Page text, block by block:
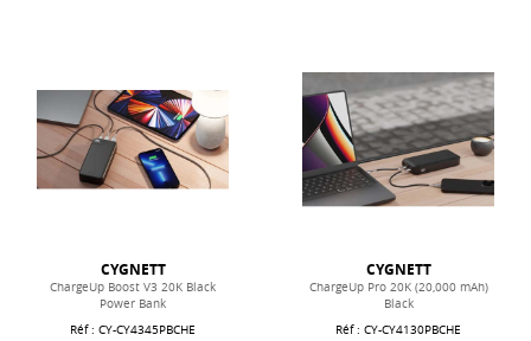
CYGNETT
ChargeUp Boost V3 20K Black
Power Bank
Réf : CY-CY4345PBCHE
CYGNETT
ChargeUp Pro 20K (20,000 mAh)
Black
Réf : CY-CY4130PBCHE